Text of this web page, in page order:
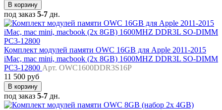
В корзину
под заказ 5-7 дн.
Комплект модулей памяти OWC 16GB для Apple 2011-2015
iMac, mac mini, macbook (2x 8GB) 1600MHZ DDR3L SO-DIMM
PC3-12800 Арт. OWC1600DDR3S16P
11 500 руб
В корзину
под заказ 5-7 дн.